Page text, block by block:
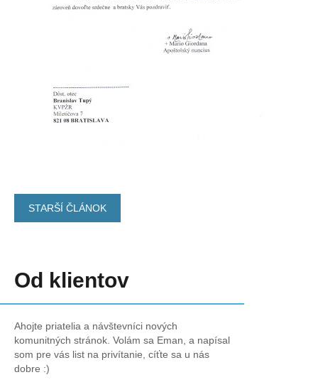
STARŠÍ ČLÁNOK
Od klientov
Ahojte priatelia a návštevníci nových
komunitných stránok. Volám sa Eman, a napísal
som pre vás list na privítanie, cíťte sa u nás
dobre :)